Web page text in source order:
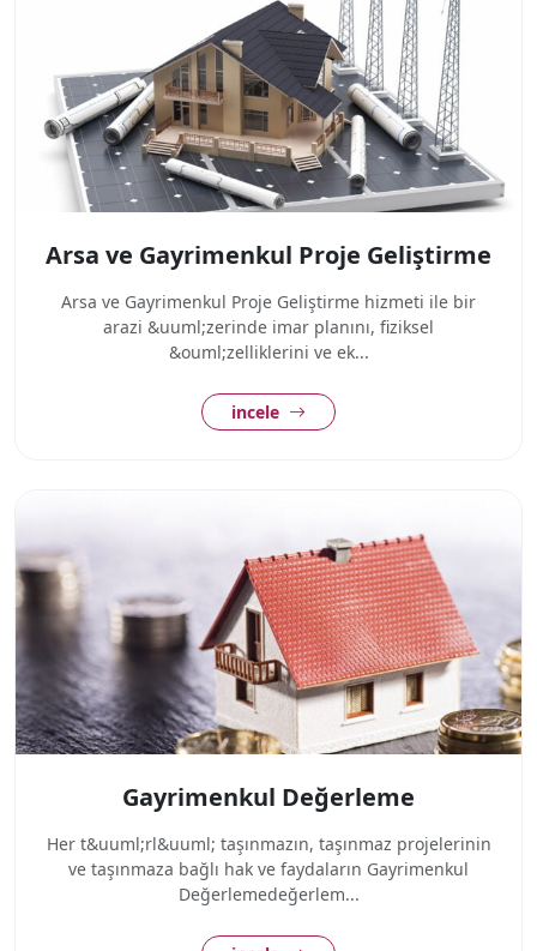
Arsa ve Gayrimenkul Proje Geliştirme
Arsa ve Gayrimenkul Proje Geliştirme hizmeti ile bir
arazi &uuml;zerinde imar planını, fiziksel
&ouml;zelliklerini ve ek...
incele
Gayrimenkul Değerleme
Her t&uuml;rl&uuml; taşınmazın, taşınmaz projelerinin
ve taşınmaza bağlı hak ve faydaların Gayrimenkul
Değerlemedeğerlem...